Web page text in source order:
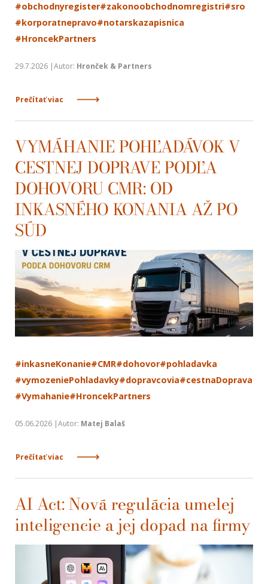
#obchodnyregister#zakonoobchodnomregistri#sro
#korporatnepravo#notarskazapisnica
#HroncekPartners
29.7.2026 |Autor: Hronček & Partners
Prečítať viac
VYMÁHANIE POHĽADÁVOK V
CESTNEJ DOPRAVE PODĽA
DOHOVORU CMR: OD
INKASNÉHO KONANIA AŽ PO
SÚD
#inkasneKonanie#CMR#dohovor#pohladavka
#vymozeniePohladavky#dopravcovia#cestnaDoprava
#Vymahanie#HroncekPartners
05.06.2026 |Autor: Matej Balaš
Prečítať viac
AI Act: Nová regulácia umelej
inteligencie a jej dopad na firmy